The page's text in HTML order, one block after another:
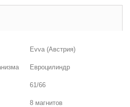
Evva (Австрия)
Евроцилиндр
61/66
8 магнитов